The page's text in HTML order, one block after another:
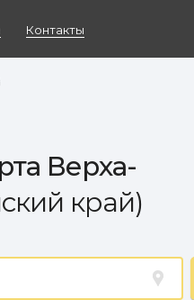
Контакты
Верха-
край)